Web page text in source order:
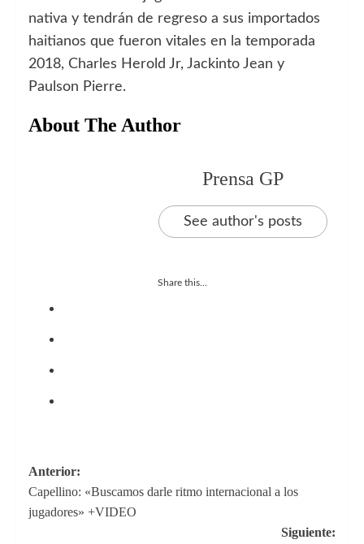
nativa y tendrán de regreso a sus importados
haitianos que fueron vitales en la temporada
2018, Charles Herold Jr, Jackinto Jean y
Paulson Pierre.
About The Author
Prensa GP
See author's posts
Share this...
Navegación
de
entradas
Anterior:
Capellino: «Buscamos darle ritmo internacional a los
jugadores» +VIDEO
Siguiente: